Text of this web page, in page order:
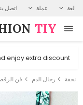
لغة عملة اتصل
TIY
enjoy extra discount
نحفة رجال الدم فن